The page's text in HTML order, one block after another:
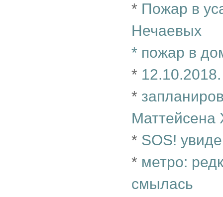
* Пожар в
Нечаевых
* пожар в
*
*
Маттейсена
* SOS!
* метро:
смылась